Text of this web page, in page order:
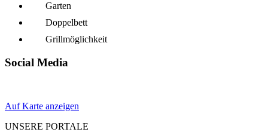
Garten
Doppelbett
Grillmöglich­keit
Social Media
Auf Karte anzeigen
UNSERE PORTALE